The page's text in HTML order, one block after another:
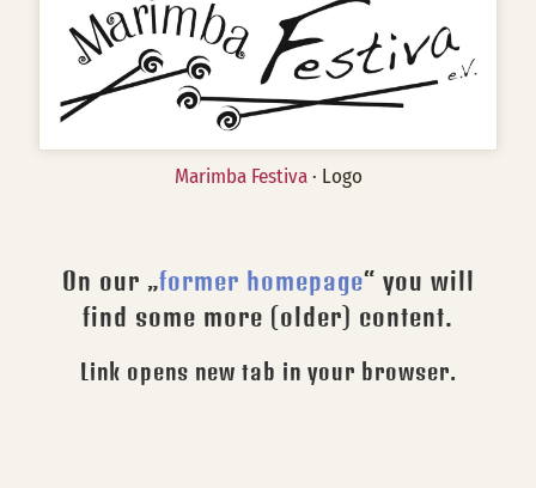
Marimba Festiva· Logo
On our „former homepage“ you will
find some more (older) content.
Link opens new tab in your browser.